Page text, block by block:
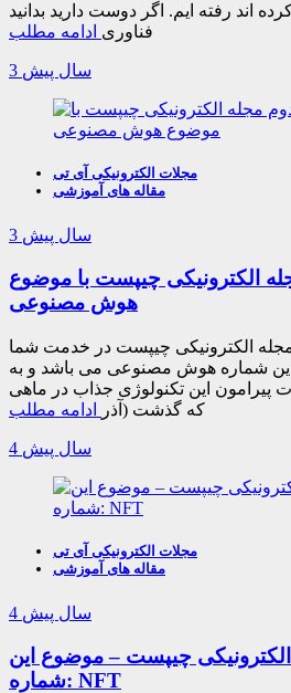
اند رفته ایم. اگر دوست دارید بدانید
فناوری ادامه مطلب
3 سال پیش
مجلات الکترونیکی آی تی
مقاله های آموزشی
3 سال پیش
الکترونیکی چیپست با موضوع
هوش مصنوعی
مجله الکترونیکی چیپست در خدمت شما
شماره هوش مصنوعی می باشد و به
پیرامون این تکنولوژی جذاب در ماهی
که گذشت (آذر
ادامه مطلب
4 سال پیش
مجلات الکترونیکی آی تی
مقاله های آموزشی
4 سال پیش
چیپست – موضوع این
شماره: NFT